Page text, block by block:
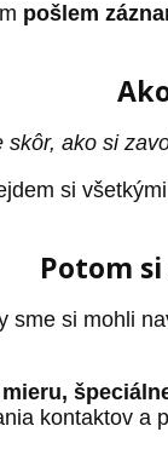
pošlem
ako si
si
Potom
sme si mohli
kontaktov a